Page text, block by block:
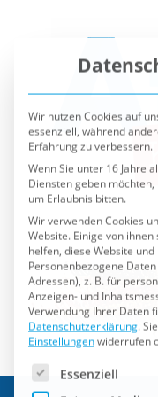
Wir nutzen Cookies auf
Erfahrung zu verbessern.
Wenn Sie unter 16 Jahre
um Erlaubnis bitten.
Wir verwenden Cookies
helfen, diese Website
Personenbezogene
Adressen), z. B. für
Anzeigen- und
Verwendung Ihrer Daten
Datenschutzerklärung.
Einstellungenwiderrufen
Es folgt eine Liste
Essenziell
Externe Medien